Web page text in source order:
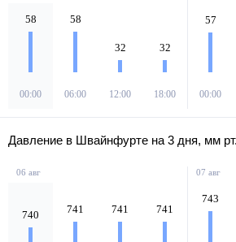
58
00:00
58
06:00
32
12:00
32
18:00
57
00:00
Давление в Швайнфурте на 3 дня, мм рт.
06 авг
740 741 741 741
07 авг
743